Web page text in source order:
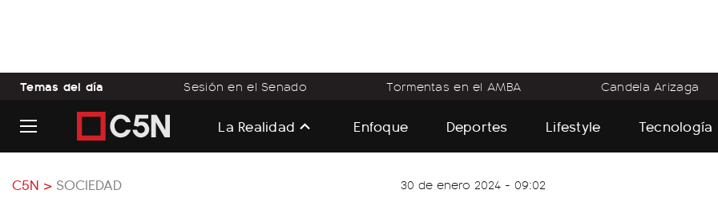
Temas del día Sesión en el Senado Tormentas en el AMBA Candela Arizaga
La Realidad Enfoque Deportes Lifestyle Tecnología
C5N > SOCIEDAD 30 de enero 2024 - 09:02